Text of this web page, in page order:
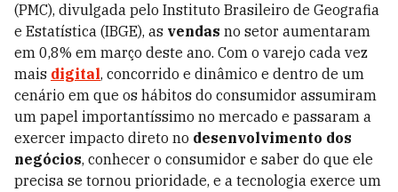
(PMC), divulgada pelo Instituto Brasileiro de Geografia
e Estatística (IBGE), as vendas no setor aumentaram
em 0,8% em março deste ano. Com o varejo cada vez
mais digital, concorrido e dinâmico e dentro de um
cenário em que os hábitos do consumidor assumiram
um papel importantíssimo no mercado e passaram a
exercer impacto direto no desenvolvimento dos
negócios, conhecer o consumidor e saber do que ele
precisa se tornou prioridade, e a tecnologia exerce um